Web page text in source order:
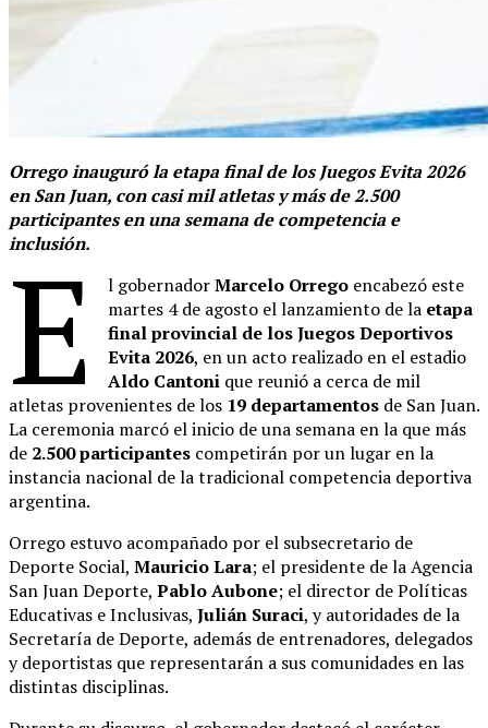
Orrego inauguró la etapa final de los Juegos Evita 2026
en San Juan, con casi mil atletas y más de 2.500
participantes en una semana de competencia e
inclusión.
E l gobernadorMarcelo Orrego encabezó este
martes 4 de agosto el lanzamiento de la etapa
final provincial de los Juegos Deportivos
Evita 2026, en un acto realizado en el estadio
Aldo Cantoni que reunió a cerca de mil
atletas provenientes de los 19 departamentos de San Juan.
La ceremonia marcó el inicio de una semana en la que más
de 2.500 participantes competirán por un lugar en la
instancia nacional de la tradicional competencia deportiva
argentina.
Orrego estuvo acompañado por el subsecretario de
Deporte Social, Mauricio Lara; el presidente de la Agencia
San Juan Deporte, Pablo Aubone; el director de Políticas
Educativas e Inclusivas, Julián Suraci, y autoridades de la
Secretaría de Deporte, además de entrenadores, delegados
y deportistas que representarán a sus comunidades en las
distintas disciplinas.